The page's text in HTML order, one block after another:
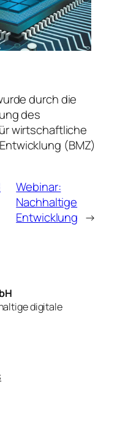
durch die
des
wirtschaftliche
(BMZ)
Webinar:
Nachhaltige
Entwicklung →
digitale